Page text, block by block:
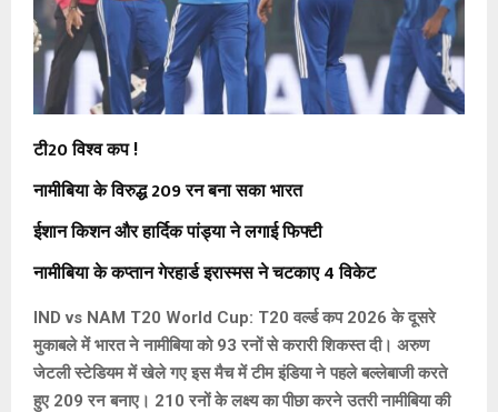
टी20 विश्व कप !
नामीबिया के विरुद्ध 209 रन बना सका भारत
ईशान किशन और हार्दिक पांड्या ने लगाई फिफ्टी
नामीबिया के कप्तान गेरहार्ड इरास्मस ने चटकाए 4 विकेट
IND vs NAM T20 World Cup: T20 वर्ल्ड कप 2026 के दूसरे
मुकाबले में भारत ने नामीबिया को 93 रनों से करारी शिकस्त दी। अरुण
जेटली स्टेडियम में खेले गए इस मैच में टीम इंडिया ने पहले बल्लेबाजी करते
हुए 209 रन बनाए। 210 रनों के लक्ष्य का पीछा करने उतरी नामीबिया की